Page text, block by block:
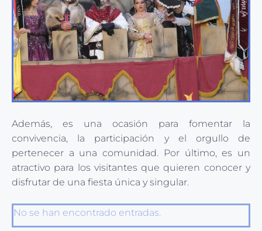
Además, es una ocasión para fomentar la
convivencia, la participación y el orgullo de
pertenecer a una comunidad. Por último, es un
atractivo para los visitantes que quieren conocer y
disfrutar de una fiesta única y singular.
No se han encontrado entradas.